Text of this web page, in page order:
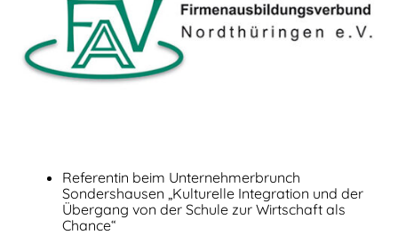
Referentin beim Unternehmerbrunch
Sondershausen „Kulturelle Integration und der
Übergang von der Schule zur Wirtschaft als
Chance“